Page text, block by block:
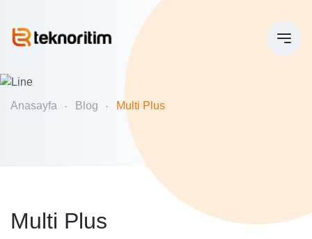
Anasayfa Blog Multi Plus
Multi Plus